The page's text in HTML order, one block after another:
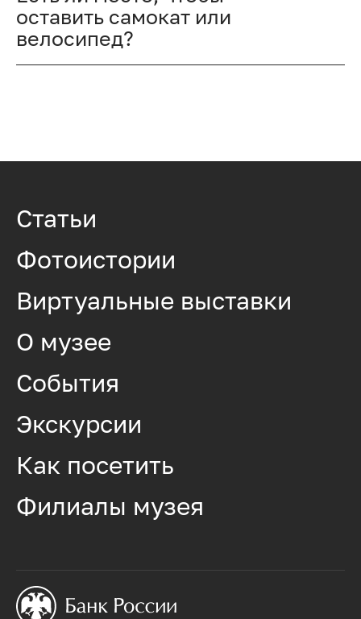
оставить самокат или
велосипед?
Статьи
Фотоистории
Виртуальные выставки
О музее
События
Экскурсии
Как посетить
Филиалы музея